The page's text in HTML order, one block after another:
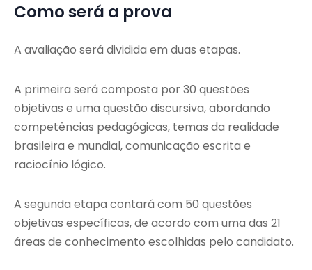
Como será a prova
A avaliação será dividida em duas etapas.
A primeira será composta por 30 questões
objetivas e uma questão discursiva, abordando
competências pedagógicas, temas da realidade
brasileira e mundial, comunicação escrita e
raciocínio lógico.
A segunda etapa contará com 50 questões
objetivas específicas, de acordo com uma das 21
áreas de conhecimento escolhidas pelo candidato.